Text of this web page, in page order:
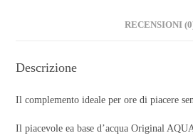
RECENSIONI
Descrizione
Il complemento ideale per ore di piacere
Il piacevole ea base d’acqua Original